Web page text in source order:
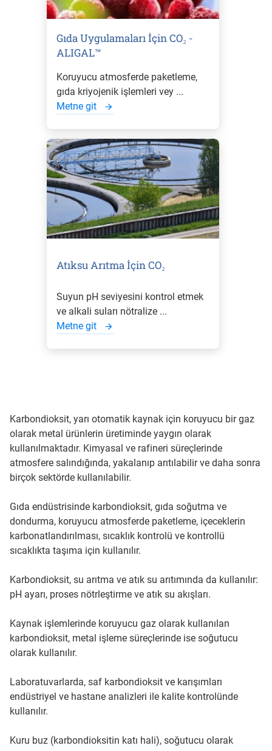
Gıda Uygulamaları İçin CO₂ -
ALIGAL™
Koruyucu atmosferde paketleme,
gıda kriyojenik işlemleri vey ...
Metne git
Atıksu Arıtma İçin CO₂
Suyun pH seviyesini kontrol etmek
ve alkali suları nötralize ...
Metne git
Karbondioksit, yarı otomatik kaynak için koruyucu bir gaz
olarak metal ürünlerin üretiminde yaygın olarak
kullanılmaktadır. Kimyasal ve rafineri süreçlerinde
atmosfere salındığında, yakalanıp arıtılabilir ve daha sonra
birçok sektörde kullanılabilir.
Gıda endüstrisinde karbondioksit, gıda soğutma ve
dondurma, koruyucu atmosferde paketleme, içeceklerin
karbonatlandırılması, sıcaklık kontrolü ve kontrollü
sıcaklıkta taşıma için kullanılır.
Karbondioksit, su arıtma ve atık su arıtımında da kullanılır:
pH ayarı, proses nötrleştirme ve atık su akışları.
Kaynak işlemlerinde koruyucu gaz olarak kullanılan
karbondioksit, metal işleme süreçlerinde ise soğutucu
olarak kullanılır.
Laboratuvarlarda, saf karbondioksit ve karışımları
endüstriyel ve hastane analizleri ile kalite kontrolünde
kullanılır.
Kuru buz (karbondioksitin katı hali), soğutucu olarak